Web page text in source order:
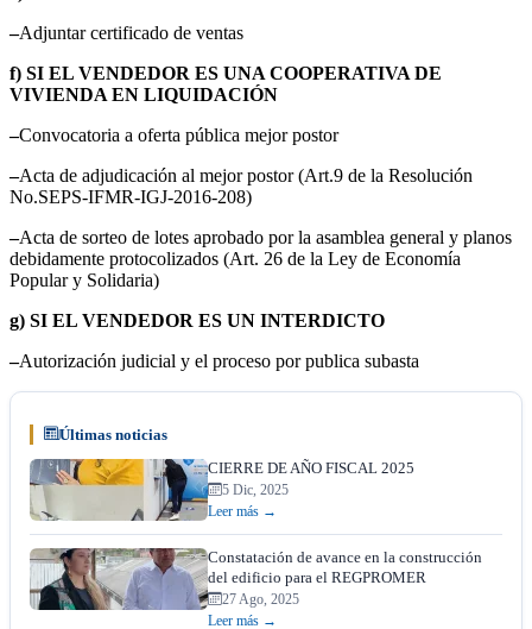
–Adjuntar certificado de ventas
f) SI EL VENDEDOR ES UNA COOPERATIVA DE
VIVIENDA EN LIQUIDACIÓN
–Convocatoria a oferta pública mejor postor
–Acta de adjudicación al mejor postor (Art.9 de la Resolución
No.SEPS-IFMR-IGJ-2016-208)
–Acta de sorteo de lotes aprobado por la asamblea general y planos
debidamente protocolizados (Art. 26 de la Ley de Economía
Popular y Solidaria)
g) SI EL VENDEDOR ES UN INTERDICTO
–Autorización judicial y el proceso por publica subasta
Últimas noticias
CIERRE DE AÑO FISCAL 2025
5 Dic, 2025
Leer más →
Constatación de avance en la construcción
del edificio para el REGPROMER
27 Ago, 2025
Leer más →